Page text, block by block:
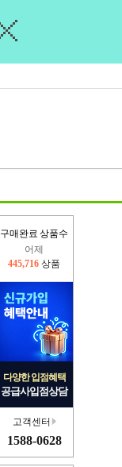
구매완료 상품수
어제
445,716 상품
다양한 입점혜택
공급사입점상담
고객센터
1588-0628